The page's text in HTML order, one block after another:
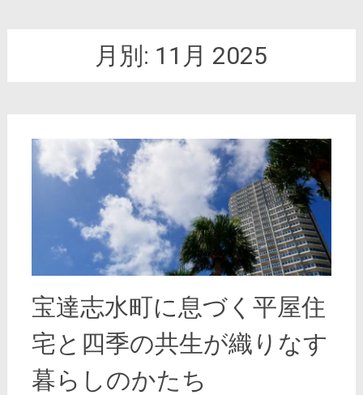
月別: 11月 2025
宝達志水町に息づく平屋住
宅と四季の共生が織りなす
暮らしのかたち